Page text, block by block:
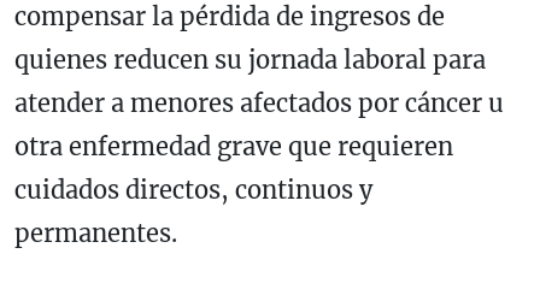
compensar la pérdida de ingresos de
quienes reducen su jornada laboral para
atender a menores afectados por cáncer u
otra enfermedad grave que requieren
cuidados directos, continuos y
permanentes.